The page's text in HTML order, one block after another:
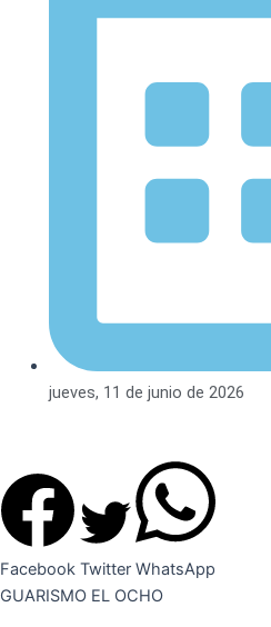
jueves, 11 de junio de 2026
Facebook Twitter WhatsApp
GUARISMO EL OCHO